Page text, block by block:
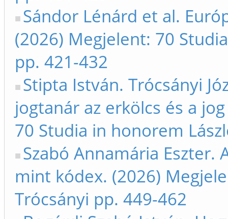
Sándor Lénárd et al.
(2026) Megjelent: 70
pp. 421-432
Stipta István. Trócsányi
jogtanár az erkölcs és a
70 Studia in honorem
Szabó Annamária
mint kódex. (2026)
Trócsányi pp. 449-462